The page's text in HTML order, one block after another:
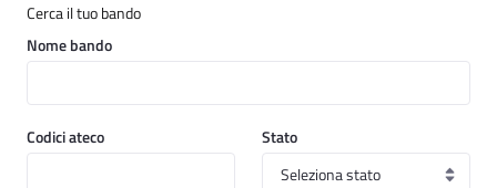
Cerca il tuo bando
Nome bando
Codici ateco Stato